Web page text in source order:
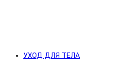
УХОД ДЛЯ ТЕЛА